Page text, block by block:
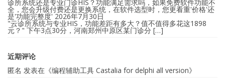
诊所系统还是专业门诊HIS？功能满足需求吗，如果免费软件功能不
全，您会升级付费还是更换系统，在软件选型时，您更看重'价格'还
是'功能完整度' 2026年7月30日
"云诊所系统与专业HIS，功能差距有多大？值不值得多花这1898
元？" 下午3点30分，河南郑州中原区某门诊分 […]
近期评论
匿名 发表在《编程辅助工具 Castalia for delphi all version》